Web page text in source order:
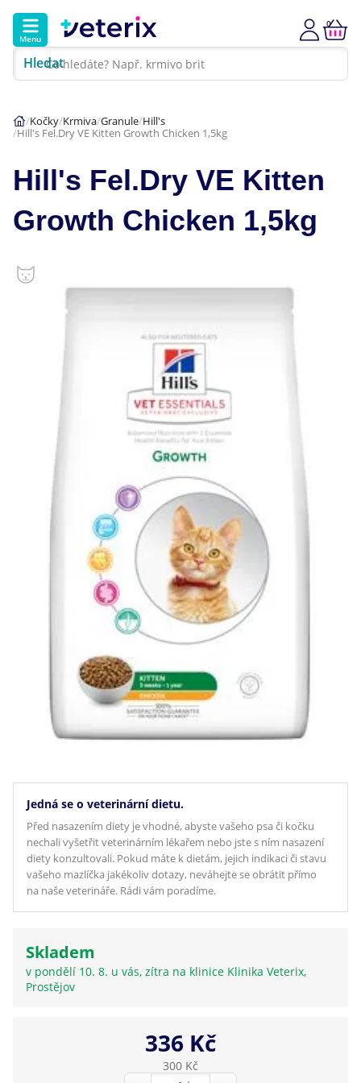
Menu
Hledat
0
Hlavní kategorie
Akce
Psi
Kočky
777 319 516 (Po–Pá, 9–19h; So–Ne, 9–14h)
info@veterix.cz
E-shop Veterix
777 319 517 (Po–Pá, 8–15h)
eshop@veterix.cz
Kočky Krmiva Granule Hill's
Hill's Fel.Dry VE Kitten Growth Chicken 1,5kg
Hill's Fel.Dry VE Kitten
Growth Chicken 1,5kg
Jedná se o veterinární dietu.
Před nasazením diety je vhodné, abyste vašeho psa či kočku
nechali vyšetřit veterinárním lékařem nebo jste s ním nasazení
diety konzultovali. Pokud máte k dietám, jejich indikaci či stavu
vašeho mazlíčka jakékoliv dotazy, neváhejte se obrátit přímo
na naše veterináře. Rádi vám poradíme.
Skladem
v pondělí 10. 8. u vás, zítra na klinice Klinika Veterix,
Prostějov
336 Kč
300 Kč